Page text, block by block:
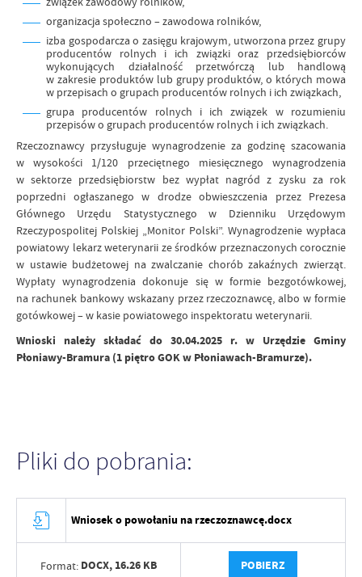
organizacja społeczno – zawodowa rolników,
izba gospodarcza o zasięgu krajowym, utworzona przez grupy
producentów rolnych i ich związki oraz przedsiębiorców
wykonujących działalność przetwórczą lub handlową
w zakresie produktów lub grupy produktów, o których mowa
w przepisach o grupach producentów rolnych i ich związkach,
grupa producentów rolnych i ich związek w rozumieniu
przepisów o grupach producentów rolnych i ich związkach.
Rzeczoznawcy przysługuje wynagrodzenie za godzinę szacowania
w wysokości 1/120 przeciętnego miesięcznego wynagrodzenia
w sektorze przedsiębiorstw bez wypłat nagród z zysku za rok
poprzedni ogłaszanego w drodze obwieszczenia przez Prezesa
Głównego Urzędu Statystycznego w Dzienniku Urzędowym
Rzeczypospolitej Polskiej „Monitor Polski”. Wynagrodzenie wypłaca
powiatowy lekarz weterynarii ze środków przeznaczonych corocznie
w ustawie budżetowej na zwalczanie chorób zakaźnych zwierząt.
Wypłaty wynagrodzenia dokonuje się w formie bezgotówkowej,
na rachunek bankowy wskazany przez rzeczoznawcę, albo w formie
gotówkowej – w kasie powiatowego inspektoratu weterynarii.
Wnioski należy składać do 30.04.2025 r. w Urzędzie Gminy
Płoniawy-Bramura (1 piętro GOK w Płoniawach-Bramurze).
Pliki do pobrania:
Wniosek o powołaniu na rzeczoznawcę.docx
Format: DOCX, 16.26 KB POBIERZ